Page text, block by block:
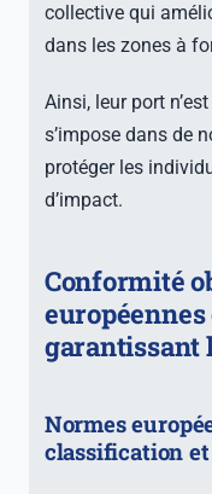
collective qui
dans les zones à
Ainsi, leur port
s’impose dans de
protéger les
d’impact.
Conformité
garantissant
Normes
classification